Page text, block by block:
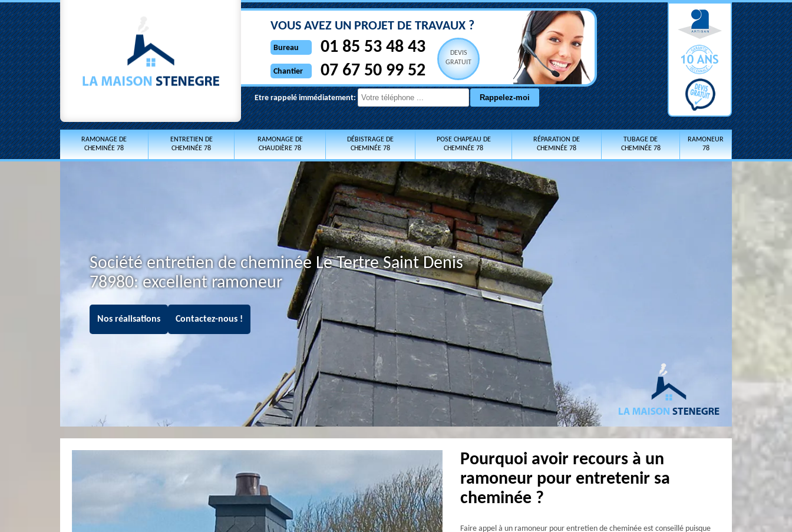
VOUS AVEZ UN PROJET DE TRAVAUX ?
Bureau 01 85 53 48 43
Chantier 07 67 50 99 52
DEVIS
GRATUIT
Etre rappelé immédiatement:
RAMONAGE DE
CHEMINÉE 78
ENTRETIEN DE
CHEMINÉE 78
RAMONAGE DE
CHAUDIÈRE 78
DÉBISTRAGE DE
CHEMINÉE 78
POSE CHAPEAU DE
CHEMINÉE 78
RÉPARATION DE
CHEMINÉE 78
TUBAGE DE
CHEMINÉE 78
RAMONEUR
78
Société entretien de cheminée Le Tertre Saint Denis
78980: excellent ramoneur
Nos réalisations Contactez-nous !
Pourquoi avoir recours à un
ramoneur pour entretenir sa
cheminée ?
Faire appel à un ramoneur pour entretien de cheminée est conseillé puisque